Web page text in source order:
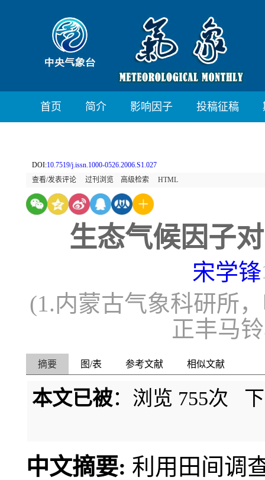
首页 简介 影响因子 投稿征稿
DOI:10.7519/j.issn.1000-0526.2006.S1.027
查看/发表评论
过刊浏览 高级检索 HTML
生态气候因子
宋学锋
(1.内蒙古气象科研所
正丰马
摘要 图/表 参考文献 相似文献
本文已被：浏览 755次
中文摘要: 利用田间调